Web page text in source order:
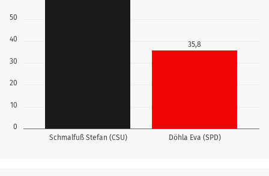
0
10
20
30
40
50
Schmalfuß Stefan (CSU) Döhla Eva (SPD)
35,8